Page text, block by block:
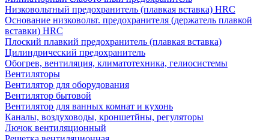
Низковольтный предохранитель (плавкая вставка) HRC
Основание низковольт. предохранителя (держатель плавкой
вставки) HRC
Плоский плавкий предохранитель (плавкая вставка)
Цилиндрический предохранитель
Обогрев, вентиляция, климатотехника, гелиосистемы
Вентиляторы
Вентилятор для оборудования
Вентилятор бытовой
Вентилятор для ванных комнат и кухонь
Каналы, воздуховоды, кроншетйны, регуляторы
Лючок вентиляционный